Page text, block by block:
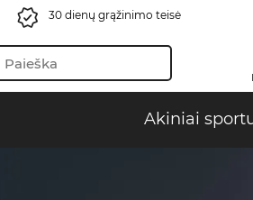
30 dienų grąžinimo teisė
Akiniai